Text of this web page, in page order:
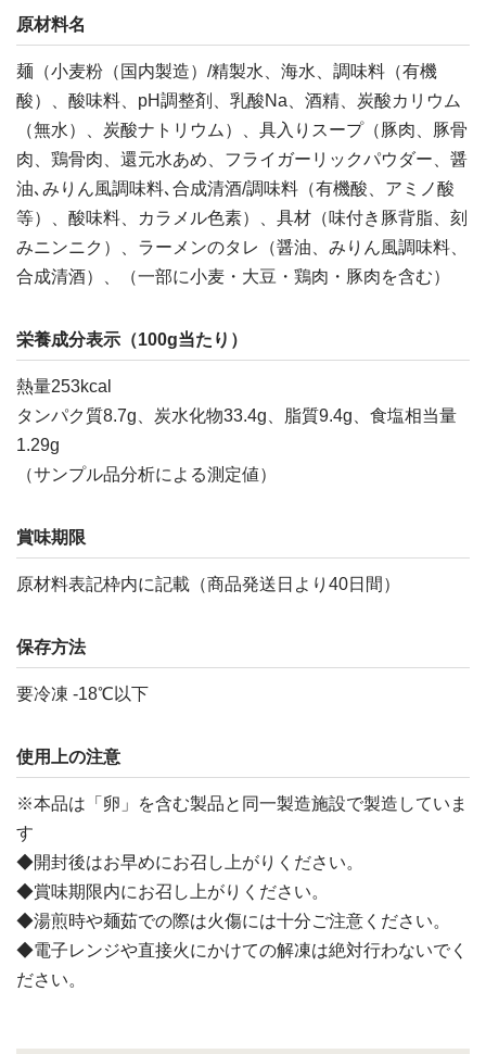
原材料名
麺（小麦粉（国内製造）/精製水、海水、調味料（有機
酸）、酸味料、pH調整剤、乳酸Na、酒精、炭酸カリウム
（無水）、炭酸ナトリウム）、具入りスープ（豚肉、豚骨
肉、鶏骨肉、還元水あめ、フライガーリックパウダー、醤
油､みりん風調味料､合成清酒/調味料（有機酸、アミノ酸
等）、酸味料、カラメル色素）、具材（味付き豚背脂、刻
みニンニク）、ラーメンのタレ（醤油、みりん風調味料、
合成清酒）、（一部に小麦・大豆・鶏肉・豚肉を含む）
栄養成分表示（100g当たり）
熱量253kcal
タンパク質8.7g、炭水化物33.4g、脂質9.4g、食塩相当量
1.29g
（サンプル品分析による測定値）
賞味期限
原材料表記枠内に記載（商品発送日より40日間）
保存方法
要冷凍 -18℃以下
使用上の注意
※本品は「卵」を含む製品と同一製造施設で製造していま
す
◆開封後はお早めにお召し上がりください。
◆賞味期限内にお召し上がりください。
◆湯煎時や麺茹での際は火傷には十分ご注意ください。
◆電子レンジや直接火にかけての解凍は絶対行わないでく
ださい。